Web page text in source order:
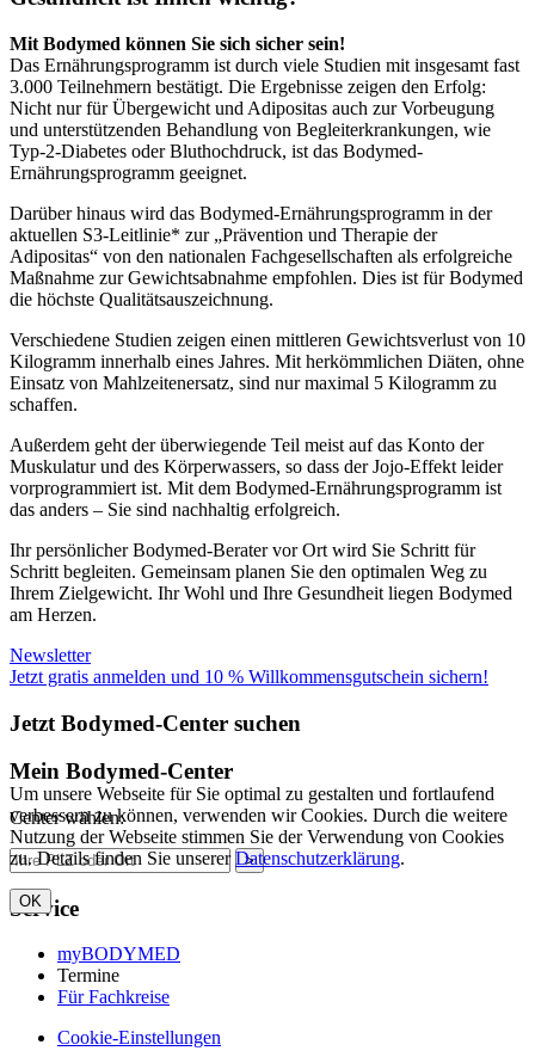
Mit Bodymed können Sie sich sicher sein!
Das Ernährungsprogramm ist durch viele Studien mit insgesamt fast
3.000 Teilnehmern bestätigt. Die Ergebnisse zeigen den Erfolg:
Nicht nur für Übergewicht und Adipositas auch zur Vorbeugung
und unterstützenden Behandlung von Begleiterkrankungen, wie
Typ-2-Diabetes oder Bluthochdruck, ist das Bodymed-
Ernährungsprogramm geeignet.
Darüber hinaus wird das Bodymed-Ernährungsprogramm in der
aktuellen S3-Leitlinie* zur „Prävention und Therapie der
Adipositas“ von den nationalen Fachgesellschaften als erfolgreiche
Maßnahme zur Gewichtsabnahme empfohlen. Dies ist für Bodymed
die höchste Qualitätsauszeichnung.
Verschiedene Studien zeigen einen mittleren Gewichtsverlust von 10
Kilogramm innerhalb eines Jahres. Mit herkömmlichen Diäten, ohne
Einsatz von Mahlzeitenersatz, sind nur maximal 5 Kilogramm zu
schaffen.
Außerdem geht der überwiegende Teil meist auf das Konto der
Muskulatur und des Körperwassers, so dass der Jojo-Effekt leider
vorprogrammiert ist. Mit dem Bodymed-Ernährungsprogramm ist
das anders – Sie sind nachhaltig erfolgreich.
Ihr persönlicher Bodymed-Berater vor Ort wird Sie Schritt für
Schritt begleiten. Gemeinsam planen Sie den optimalen Weg zu
Ihrem Zielgewicht. Ihr Wohl und Ihre Gesundheit liegen Bodymed
am Herzen.
Newsletter
Jetzt gratis anmelden und 10 % Willkommensgutschein sichern!
Jetzt Bodymed-Center suchen
Mein Bodymed-Center
Center wählen:
>
Service
myBODYMED
Termine
Für Fachkreise
Cookie-Einstellungen
Um unsere Webseite für Sie optimal zu gestalten und fortlaufend
verbessern zu können, verwenden wir Cookies. Durch die weitere
Nutzung der Webseite stimmen Sie der Verwendung von Cookies
zu. Details finden Sie unsererDatenschutzerklärung.
OK